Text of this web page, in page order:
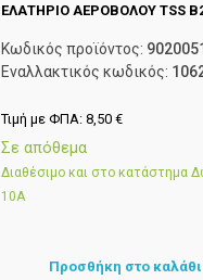
ΕΛΑΤΗΡΙΟ ΑΕΡΟΒΟΛΟΥ TSS
Κωδικός προϊόντος:
Εναλλακτικός κωδικός:
Τιμή με ΦΠΑ:8,50€
Σε απόθεμα
Διαθέσιμο και στο κατάστημα
10Α
Προσθήκη στο καλάθι